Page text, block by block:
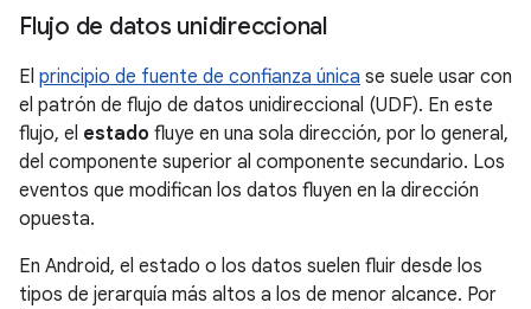
Flujo de datos unidireccional
El principio de fuente de confianza única se suele usar con
el patrón de flujo de datos unidireccional (UDF). En este
flujo, el estado fluye en una sola dirección, por lo general,
del componente superior al componente secundario. Los
eventos que modifican los datos fluyen en la dirección
opuesta.
En Android, el estado o los datos suelen fluir desde los
tipos de jerarquía más altos a los de menor alcance. Por